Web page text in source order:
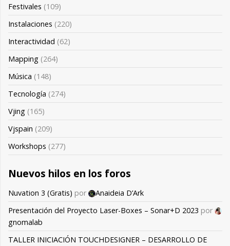
Festivales (109)
Instalaciones (220)
Interactividad (62)
Mapping (264)
Música (148)
Tecnología (274)
Vjing (165)
Vjspain (209)
Workshops (277)
Nuevos hilos en los foros
Nuvation 3 (Gratis) por
Anaideia D’Ark
Presentación del Proyecto Laser-Boxes – Sonar+D 2023 por
gnomalab
TALLER INICIACIÓN TOUCHDESIGNER – DESARROLLO DE